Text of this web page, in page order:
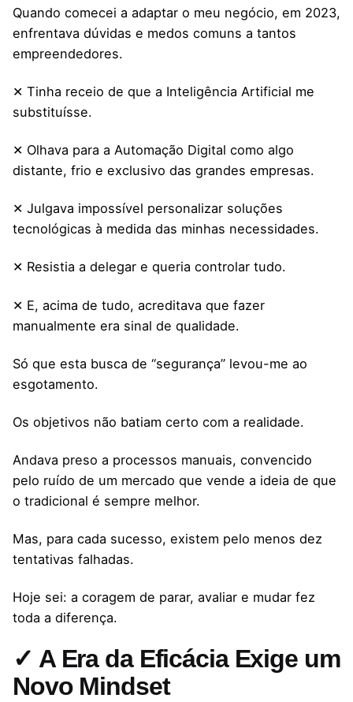
Quando comecei a adaptar o meu negócio, em 2023,
enfrentava dúvidas e medos comuns a tantos
empreendedores.
✕ Tinha receio de que a Inteligência Artificial me
substituísse.
✕ Olhava para a Automação Digital como algo
distante, frio e exclusivo das grandes empresas.
✕ Julgava impossível personalizar soluções
tecnológicas à medida das minhas necessidades.
✕ Resistia a delegar e queria controlar tudo.
✕ E, acima de tudo, acreditava que fazer
manualmente era sinal de qualidade.
Só que esta busca de “segurança” levou-me ao
esgotamento.
Os objetivos não batiam certo com a realidade.
Andava preso a processos manuais, convencido
pelo ruído de um mercado que vende a ideia de que
o tradicional é sempre melhor.
Mas, para cada sucesso, existem pelo menos dez
tentativas falhadas.
Hoje sei: a coragem de parar, avaliar e mudar fez
toda a diferença.
✓ A Era da Eficácia Exige um
Novo Mindset